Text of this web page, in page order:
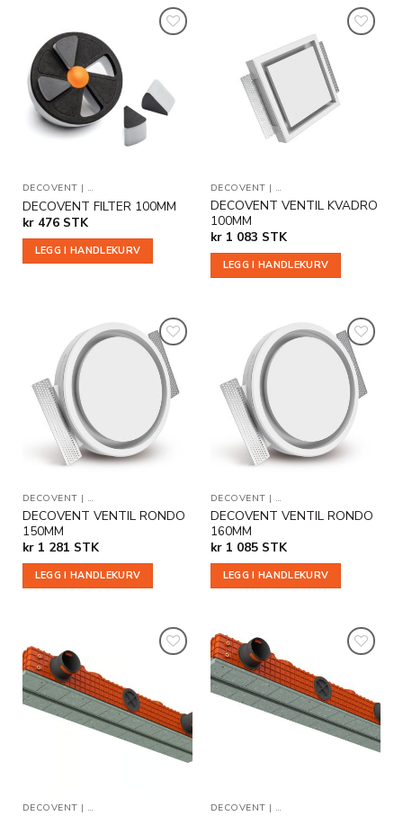
i
ønskeliste
DECOVENT | TILLEGGSPRODUKTER
DECOVENT FILTER 100MM
kr476 STK
LEGG I HANDLEKURV
ønskeliste
DECOVENT | TILLEGGSPRODUKTER
DECOVENT VENTIL KVADRO
100MM
kr1 083 STK
LEGG I HANDLEKURV
Legg til
i
ønskeliste
DECOVENT | TILLEGGSPRODUKTER
DECOVENT VENTIL RONDO
150MM
kr1 281 STK
LEGG I HANDLEKURV
Legg til
i
ønskeliste
DECOVENT | TILLEGGSPRODUKTER
DECOVENT VENTIL RONDO
160MM
kr1 085 STK
LEGG I HANDLEKURV
i
ønskeliste
DECOVENT | TILLEGGSPRODUKTER
Legg til
i
ønskeliste
DECOVENT | TILLEGGSPRODUKTER